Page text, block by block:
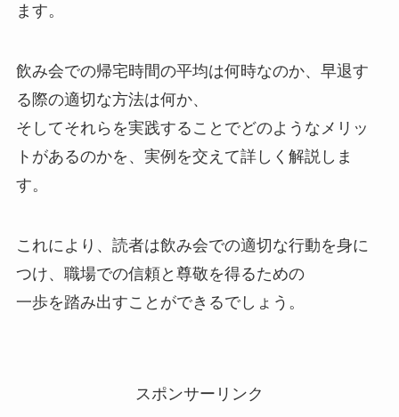
ます。
飲み会での帰宅時間の平均は何時なのか、早退す
る際の適切な方法は何か、
そしてそれらを実践することでどのようなメリッ
トがあるのかを、実例を交えて詳しく解説しま
す。
これにより、読者は飲み会での適切な行動を身に
つけ、職場での信頼と尊敬を得るための
一歩を踏み出すことができるでしょう。
スポンサーリンク